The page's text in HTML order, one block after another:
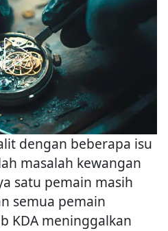
dengan beberapa isu
masalah kewangan
satu pemain masih
semua pemain
KDA meninggalkan